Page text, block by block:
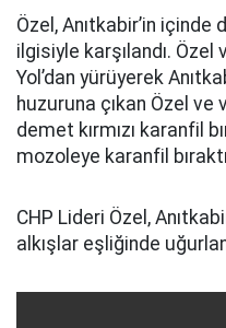
Özel, Anıtkabir’in içinde
ilgisiyle karşılandı. Özel
Yol’dan yürüyerek
huzuruna çıkan Özel
demet kırmızı karanfil
mozoleye karanfil
CHP Lideri Özel,
alkışlar eşliğinde